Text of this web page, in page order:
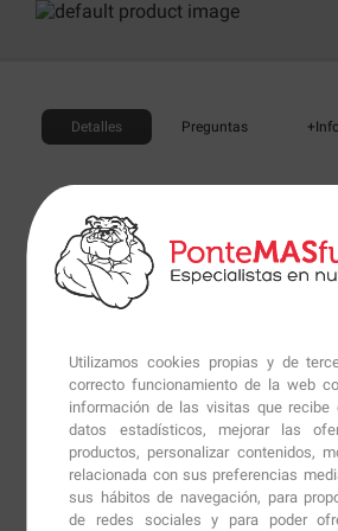
Utilizamos cookies propias y de
correcto funcionamiento de la web
información de las visitas que recibe
datos estadísticos, mejorar las
productos, personalizar contenidos,
relacionada con sus preferencias
sus hábitos de navegación, para
de redes sociales y para poder
Detalles Preguntas +Info
dietético formulado a partir de
flavonoide con muchas propiedades
la salud junto a Ester-C ® , una
escaramujo.
Quercitina Complex es un
poder antioxidante que ayudará a
celular, el principal proceso del
donde se daña las células de la
lo que provoca contribuye a su